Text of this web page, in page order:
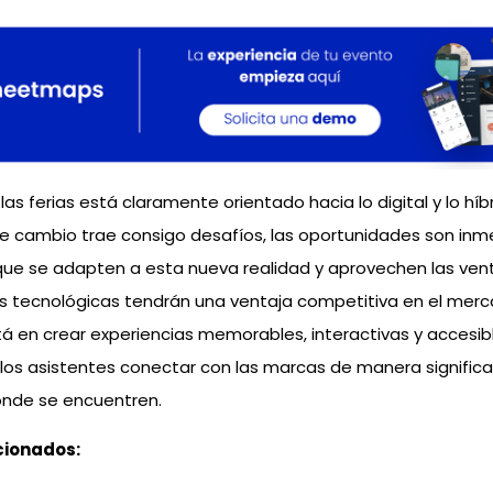
ferias está claramente orientado hacia lo digital y lo
cambio trae consigo desafíos, las oportunidades son
se adapten a esta nueva realidad y aprovechen las
tecnológicas tendrán una ventaja competitiva en el
en crear experiencias memorables, interactivas y
asistentes conectar con las marcas de manera
se encuentren.